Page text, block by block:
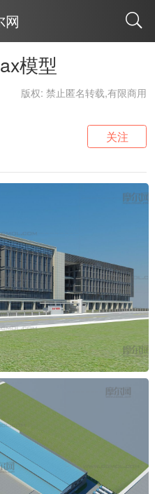
网
模型
版权: 禁止匿名转载,有限商用
关注
取消